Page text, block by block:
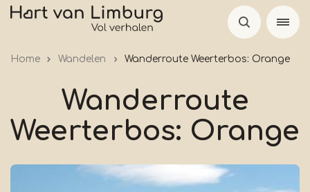
Skip
Home Wandelen Wanderroute Weerterbos: Orange
Wanderroute
Weerterbos: Orange